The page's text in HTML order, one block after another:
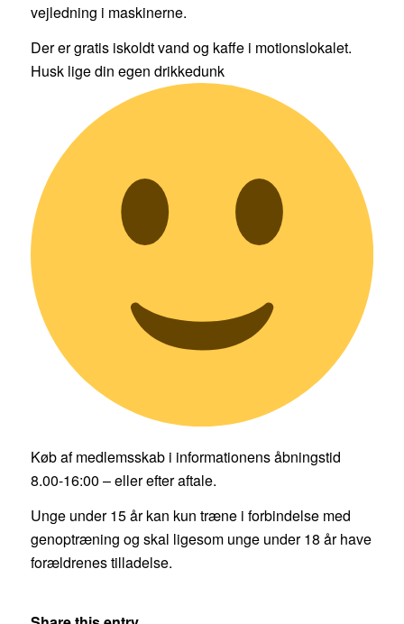
vejledning i maskinerne.
Der er gratis iskoldt vand og kaffe i motionslokalet.
Husk lige din egen drikkedunk
Køb af medlemsskab i informationens åbningstid
8.00-16:00 – eller efter aftale.
Unge under 15 år kan kun træne i forbindelse med
genoptræning og skal ligesom unge under 18 år have
forældrenes tilladelse.